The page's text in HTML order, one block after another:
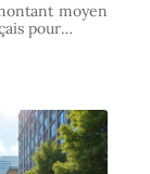
moyen
pour…